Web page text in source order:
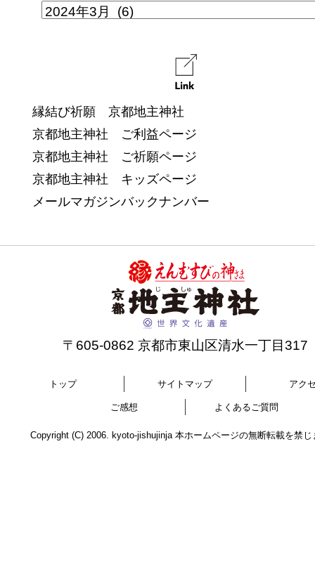
縁結び祈願 京都地主神社
京都地主神社 ご利益ページ
京都地主神社 ご祈願ページ
京都地主神社 キッズページ
メールマガジンバックナンバー
〒605-0862 京都市東山区清水一丁目317
トップ サイトマップ アク
ご感想 よくあるご質問
Copyright (C) 2006. kyoto-jishujinja 本ホームページの無断転載を禁じ